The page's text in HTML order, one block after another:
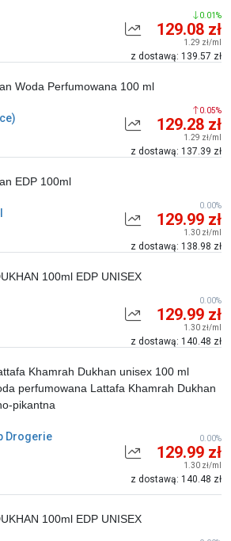
129.08 zł
1.29 zł/ml
z dostawą: 139.57 zł
0.01%
Woda Perfumowana 100 ml
129.28 zł
1.29 zł/ml
z dostawą: 137.39 zł
0.05%
EDP 100ml
129.99 zł
1.30 zł/ml
z dostawą: 138.98 zł
0.00%
100ml EDP UNISEX
129.99 zł
1.30 zł/ml
z dostawą: 140.48 zł
0.00%
Drogerie
Khamrah Dukhan unisex 100 ml
perfumowana Lattafa Khamrah Dukhan
pikantna
129.99 zł
1.30 zł/ml
z dostawą: 140.48 zł
0.00%
100ml EDP UNISEX